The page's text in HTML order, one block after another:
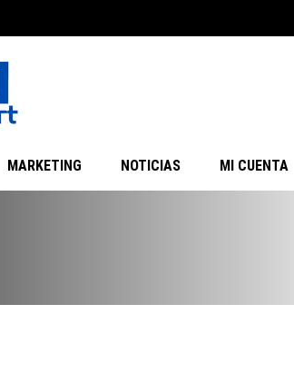
MARKETING NOTICIAS MI CUENTA